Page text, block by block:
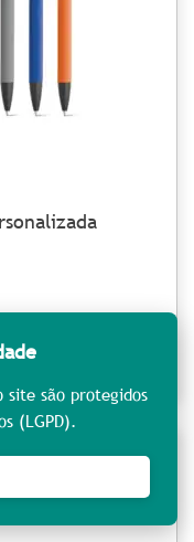
site são protegidos
(LGPD).